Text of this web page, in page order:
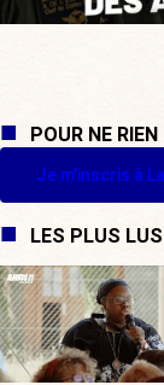
POUR NE
Je m'inscris à
LES PLUS